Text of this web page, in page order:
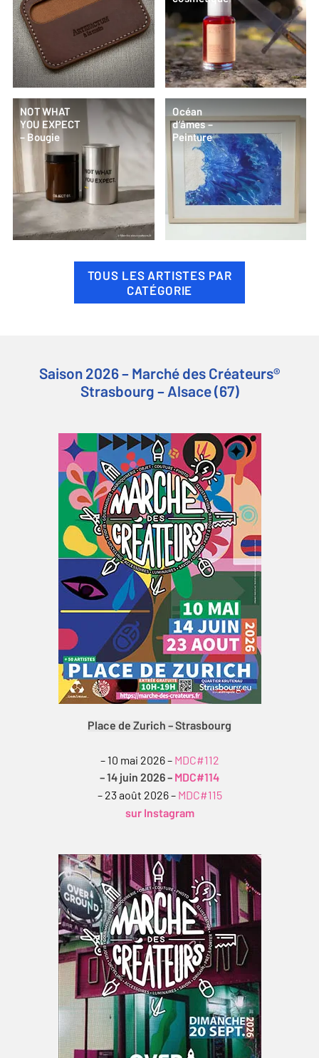
NOT WHAT
YOU EXPECT
– Bougie
Océan
d’âmes –
Peinture
TOUS LES ARTISTES PAR
CATÉGORIE
Saison 2026 – Marché des Créateurs®
Strasbourg – Alsace (67)
Place de Zurich – Strasbourg
– 10 mai 2026 – MDC#112
– 14 juin 2026 – MDC#114
– 23 août 2026 – MDC#115
sur Instagram